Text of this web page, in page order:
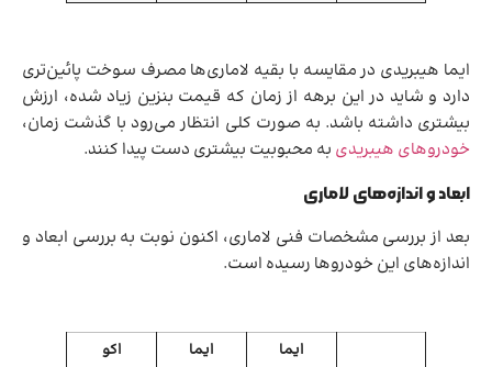
ایما هیبریدی در مقایسه با بقیه لاماری‌ها مصرف سوخت پائین‌تری
دارد و شاید در این برهه از زمان که قیمت بنزین زیاد شده، ارزش
بیشتری داشته باشد. به صورت کلی انتظار می‌رود با گذشت زمان،
خودروهای هیبریدی به محبوبیت بیشتری دست پیدا کنند.
ابعاد و اندازه‌های لاماری
بعد از بررسی مشخصات فنی لاماری، اکنون نوبت به بررسی ابعاد و
اندازه‌های این خودروها رسیده است.
ایما
ایما
اکو